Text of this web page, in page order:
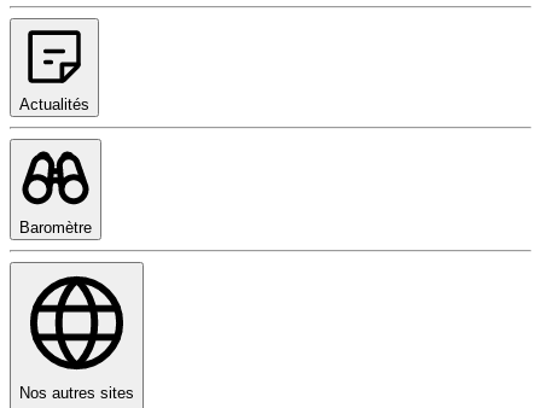
Actualités
Baromètre
Nos autres sites